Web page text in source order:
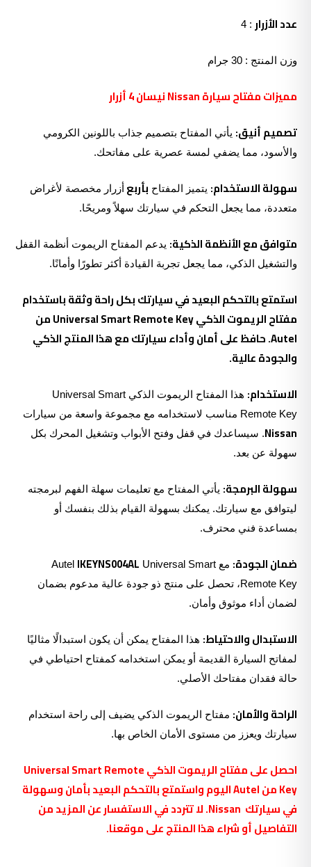
عدد الأزرار : 4
وزن المنتج : 30 جرام
مميزاتمفتاحسيارة Nissan نيسان 4 أزرار
تصميم أنيق: يأتي المفتاح بتصميم جذاب باللونين الكرومي
والأسود، مما يضفي لمسة عصرية على مفاتحك.
سهولة الاستخدام: يتميز المفتاح بأربع أزرار مخصصة لأغراض
متعددة، مما يجعل التحكم في سيارتك سهلاً ومريحًا.
متوافق مع الأنظمة الذكية: يدعم المفتاح الريموت أنظمة القفل
والتشغيل الذكي، مما يجعل تجربة القيادة أكثر تطورًا وأمانًا.
استمتع بالتحكم البعيد في سيارتك بكل راحة وثقة باستخدام
مفتاح الريموت الذكي Universal Smart Remote Key من
Autel. حافظ على أمان وأداء سيارتك مع هذا المنتج الذكي
والجودة عالية.
الاستخدام:
هذا المفتاح الريموت الذكي Universal Smart
Remote Key مناسب لاستخدامه مع مجموعة واسعة من سيارات
Nissan. سيساعدك في قفل وفتح الأبواب وتشغيل المحرك بكل
سهولة عن بعد.
سهولة البرمجة: يأتي المفتاح مع تعليمات سهلة الفهم لبرمجته
ليتوافق مع سيارتك. يمكنك بسهولة القيام بذلك بنفسك أو
بمساعدة فني محترف.
ضمان الجودة: مع Autel IKEYNS004AL Universal Smart
Remote Key، تحصل على منتج ذو جودة عالية مدعوم بضمان
لضمان أداء موثوق وأمان.
الاستبدال والاحتياط: هذا المفتاح يمكن أن يكون استبدالًا مثاليًا
لمفاتح السيارة القديمة أو يمكن استخدامه كمفتاح احتياطي في
حالة فقدان مفتاحك الأصلي.
الراحة والأمان: مفتاح الريموت الذكي يضيف إلى راحة استخدام
سيارتك ويعزز من مستوى الأمان الخاص بها.
احصل على مفتاح الريموت الذكي Universal Smart Remote
Key من Autel اليوم واستمتع بالتحكم البعيد بأمان وسهولة
في سيارتك Nissan. لا تتردد في الاستفسار عن المزيد من
التفاصيل أو شراء هذا المنتج على موقعنا.